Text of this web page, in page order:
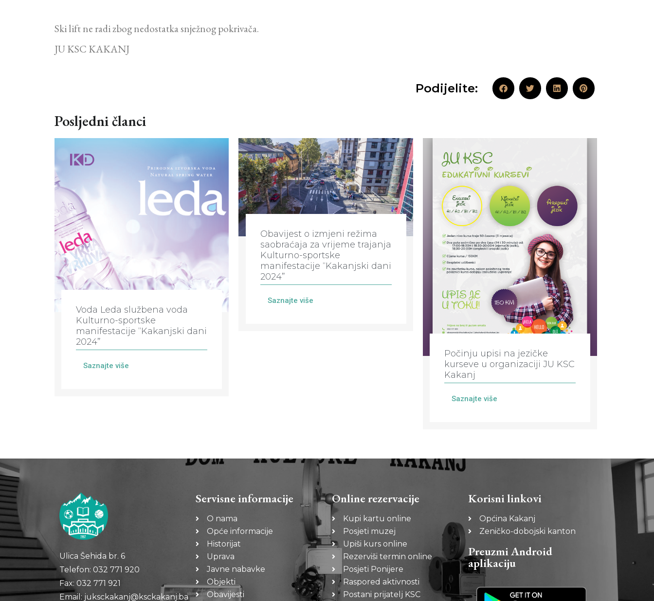
Ski lift ne radi zbog nedostatka snježnog pokrivača.
JU KSC KAKANJ
Podijelite:
Posljedni članci
Voda Leda službena voda
Kulturno-sportske
manifestacije “Kakanjski dani
2024”
Saznajte više
Obavijest o izmjeni režima
saobraćaja za vrijeme trajanja
Kulturno-sportske
manifestacije “Kakanjski dani
2024”
Saznajte više
Počinju upisi na jezičke
kurseve u organizaciji JU KSC
Kakanj
Saznajte više
Ulica Šehida br. 6
Telefon: 032 771 920
Fax: 032 771 921
Email: juksckakanj@ksckakanj.ba
Servisne informacije
O nama
Opće informacije
Historijat
Uprava
Javne nabavke
Objekti
Obavijesti
Online rezervacije
Kupi kartu online
Posjeti muzej
Upiši kurs online
Rezerviši termin online
Posjeti Ponijere
Raspored aktivnosti
Postani prijatelj KSC
Korisni linkovi
Općina Kakanj
Zeničko-dobojski kanton
Preuzmi Android
aplikaciju